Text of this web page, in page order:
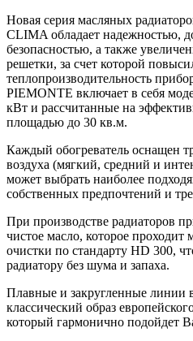
Новая серия масляных
CLIMA обладает надежностью,
безопасностью, а также
решетки, за счет которой
теплопроизводительность
PIEMONTE включает в себя
кВт и рассчитанные на
площадью до 30 кв.м.
Каждый обогреватель оснащен
воздуха (мягкий, средний и
может выбрать наиболее
собственных предпочтений и
При производстве радиаторов
чистое масло, которое проходит
очистки по стандарту HD 300,
радиатору без шума и запаха.
Плавные и закругленные линии
классический образ
который гармонично подойдет